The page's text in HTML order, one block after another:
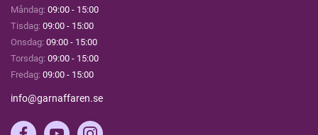
Måndag: 09:00 - 15:00
Tisdag: 09:00 - 15:00
Onsdag: 09:00 - 15:00
Torsdag: 09:00 - 15:00
Fredag: 09:00 - 15:00
info@garnaffaren.se